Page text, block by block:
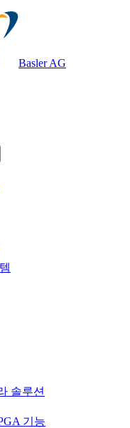
Basler AG
솔루션
기능